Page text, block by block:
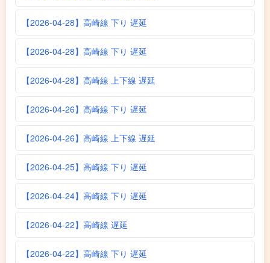
【2026-04-28】高崎線 下り 遅延
【2026-04-28】高崎線 下り 遅延
【2026-04-28】高崎線 上下線 遅延
【2026-04-26】高崎線 下り 遅延
【2026-04-26】高崎線 上下線 遅延
【2026-04-25】高崎線 下り 遅延
【2026-04-24】高崎線 下り 遅延
【2026-04-22】高崎線 遅延
【2026-04-22】高崎線 下り 遅延